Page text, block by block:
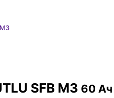
SFB M3 60 Ач